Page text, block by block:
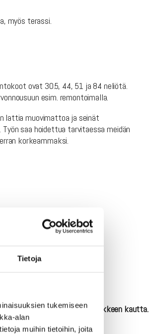
Tietoja
tukemiseen
alan
muihin tietoihin, joita
myös terassi.
ovat 30.5, 44, 51 ja 84 neliötä.
esim. remontoimalla.
lattia muovimattoa ja seinät
saa hoidettua tarvitaessa meidän
korkeammaksi.
artikkelin kontaktointilomakkeen kautta.